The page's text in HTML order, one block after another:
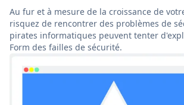
Au fur et à mesure de la croissance de
risquez de rencontrer des problèmes de
pirates informatiques peuvent tenter
Form des failles de sécurité.